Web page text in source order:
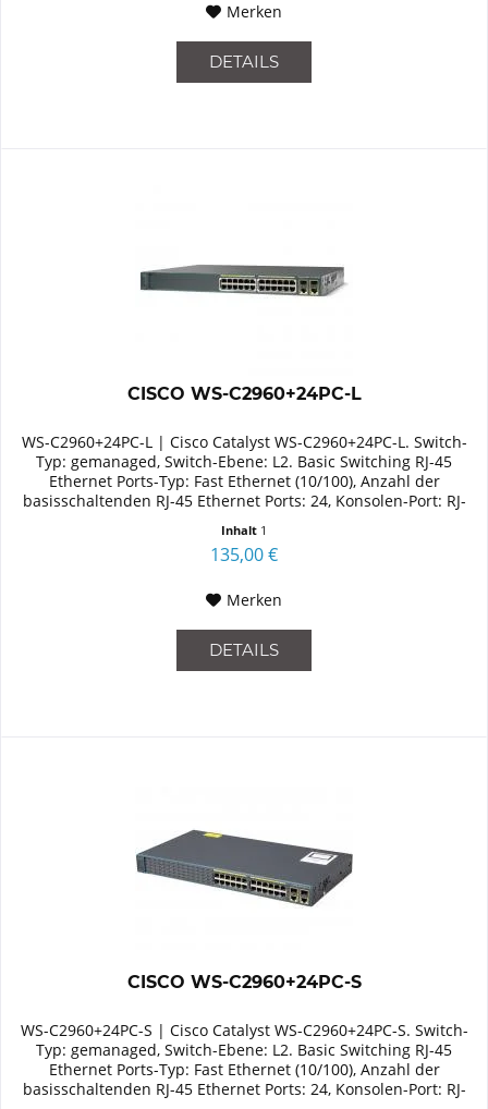
Merken
DETAILS
CISCO WS-C2960+24PC-L
WS-C2960+24PC-L | Cisco Catalyst WS-C2960+24PC-L. Switch-
Typ: gemanaged, Switch-Ebene: L2. Basic Switching RJ-45
Ethernet Ports-Typ: Fast Ethernet (10/100), Anzahl der
basisschaltenden RJ-45 Ethernet Ports: 24, Konsolen-Port: RJ-
Inhalt 1
135,00 €
Merken
DETAILS
CISCO WS-C2960+24PC-S
WS-C2960+24PC-S | Cisco Catalyst WS-C2960+24PC-S. Switch-
Typ: gemanaged, Switch-Ebene: L2. Basic Switching RJ-45
Ethernet Ports-Typ: Fast Ethernet (10/100), Anzahl der
basisschaltenden RJ-45 Ethernet Ports: 24, Konsolen-Port: RJ-